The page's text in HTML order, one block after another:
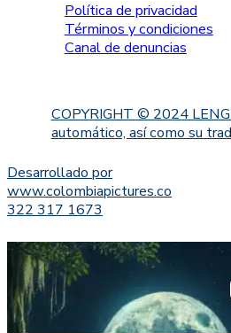
Política de privacidad
Términos y condiciones
Canal de denuncias
COPYRIGHT © 2024
automático, así como su
Desarrollado por
www.colombiapictures.co
322 317 1673